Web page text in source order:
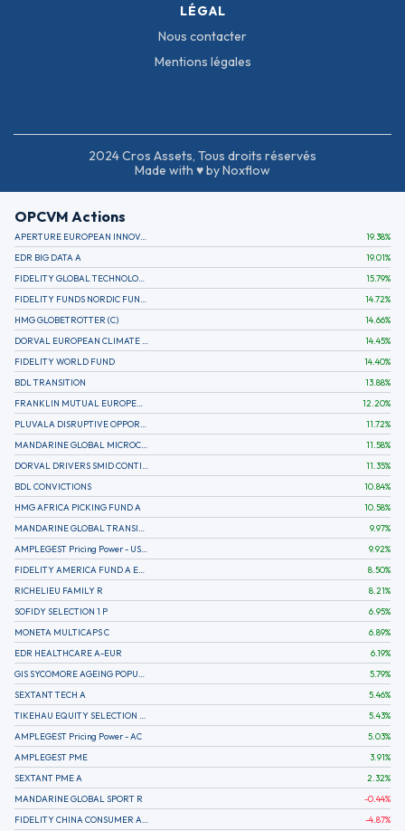
LÉGAL
Nous contacter
Mentions légales
2024 Cros Assets, Tous droits réservés
Made with ♥ by Noxflow
OPCVM Actions
APERTURE EUROPEAN INNOVATION 19.38%
EDR BIG DATA A
19.01%
15.79%
14.72%
HMG GLOBETROTTER (C)
14.66%
14.45%
FIDELITY WORLD FUND
14.40%
BDL TRANSITION
13.88%
12.20%
11.72%
11.58%
11.35%
BDL CONVICTIONS
10.84%
HMG AFRICA PICKING FUND A
10.58%
9.97%
9.92%
8.50%
RICHELIEU FAMILY R
8.21%
SOFIDY SELECTION 1 P
6.95%
MONETA MULTICAPS C
6.89%
EDR HEALTHCARE A-EUR
6.19%
5.79%
SEXTANT TECH A
5.46%
5.43%
AMPLEGEST Pricing Power - AC
5.03%
AMPLEGEST PME
3.91%
SEXTANT PME A
2.32%
MANDARINE GLOBAL SPORT R
-0.44%
-4.87%